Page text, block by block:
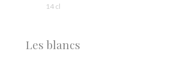
14 cl
Les blancs